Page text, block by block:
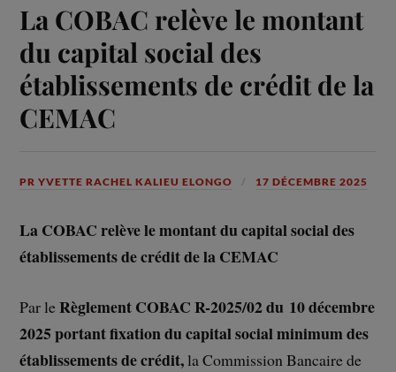
La COBAC relève le montant
du capital social des
établissements de crédit de la
CEMAC
PR YVETTE RACHEL KALIEU ELONGO 17 DÉCEMBRE 2025
La COBAC relève le montant du capital social des
établissements de crédit de la CEMAC
Par leRèglement COBAC R-2025/02 du 10 décembre
2025 portant fixation du capital social minimum des
établissements de crédit,la Commission Bancaire de